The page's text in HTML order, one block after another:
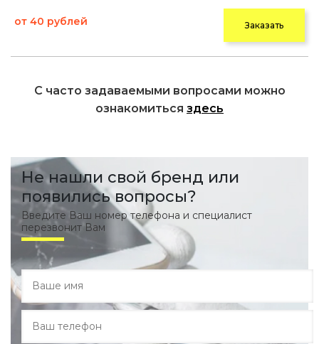
от 40 рублей Заказать
С часто задаваемыми вопросами можно
ознакомиться здесь
Не нашли свой бренд или
появились вопросы?
Введите Ваш номер телефона и специалист
перезвонит Вам